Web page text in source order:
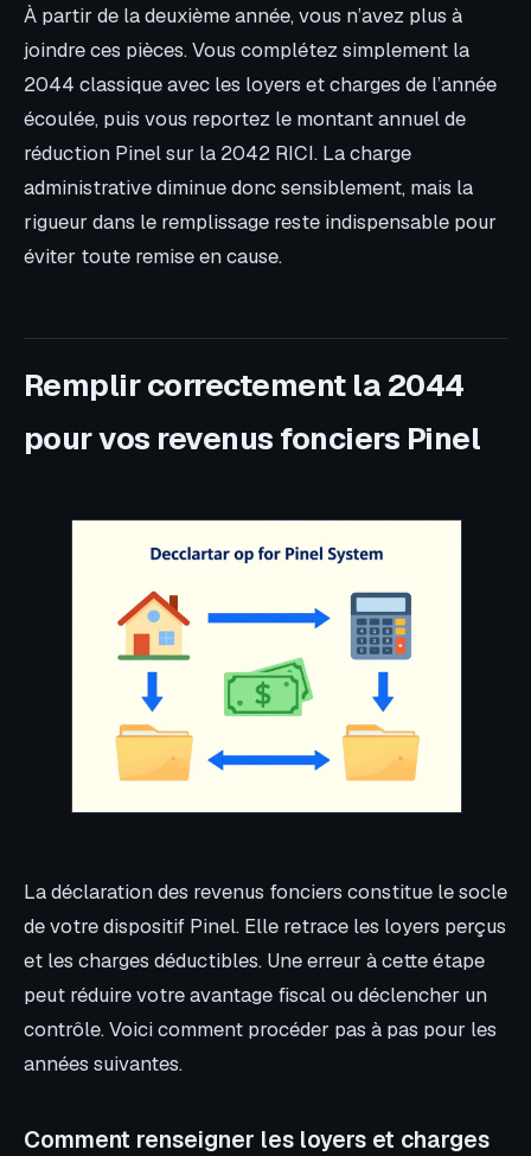
À partir de la deuxième année, vous n’avez plus à
joindre ces pièces. Vous complétez simplement la
2044 classique avec les loyers et charges de l’année
écoulée, puis vous reportez le montant annuel de
réduction Pinel sur la 2042 RICI. La charge
administrative diminue donc sensiblement, mais la
rigueur dans le remplissage reste indispensable pour
éviter toute remise en cause.
Remplir correctement la 2044
pour vos revenus fonciers Pinel
La déclaration des revenus fonciers constitue le socle
de votre dispositif Pinel. Elle retrace les loyers perçus
et les charges déductibles. Une erreur à cette étape
peut réduire votre avantage fiscal ou déclencher un
contrôle. Voici comment procéder pas à pas pour les
années suivantes.
Comment renseigner les loyers et charges